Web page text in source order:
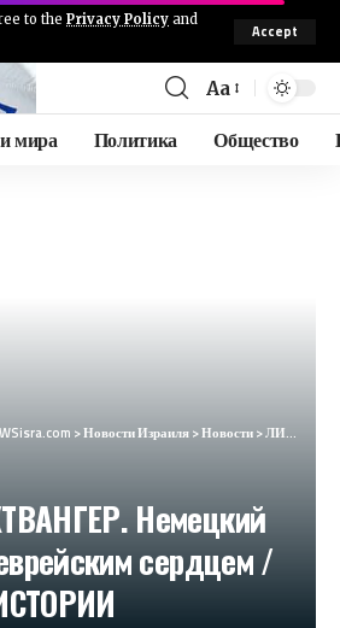
to the Privacy Policy and
Accept
Aa
мира Политика Общество
>Новости Израиля>Новости>ЛИОН ФЕЙХТВАНГЕР. Немецкий писатель с еврейским сердцем / НЕДЕЛЯ В ИСТОРИИ
Немецкий
сердцем /